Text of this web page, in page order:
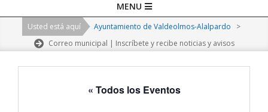
Navigation
MENU
Usted está aquí Ayuntamiento de Valdeolmos-Alalpardo
>
Correo municipal | Inscríbete y recibe noticias y avisos
« Todos los Eventos